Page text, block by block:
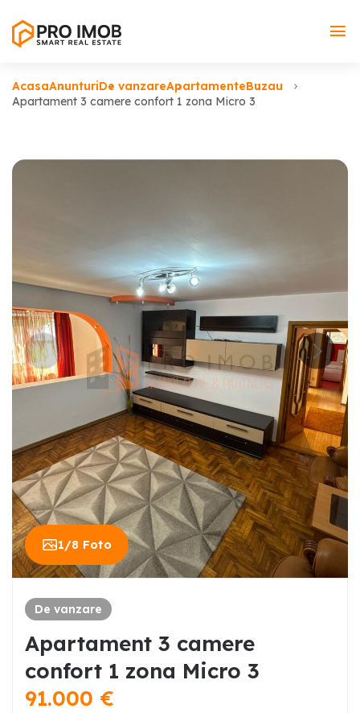
AcasaAnunturiDe vanzareApartamenteBuzau
Apartament 3 camere confort 1 zona Micro 3
1/8 Foto
De vanzare
Apartament 3 camere
confort 1 zona Micro 3
91.000 €